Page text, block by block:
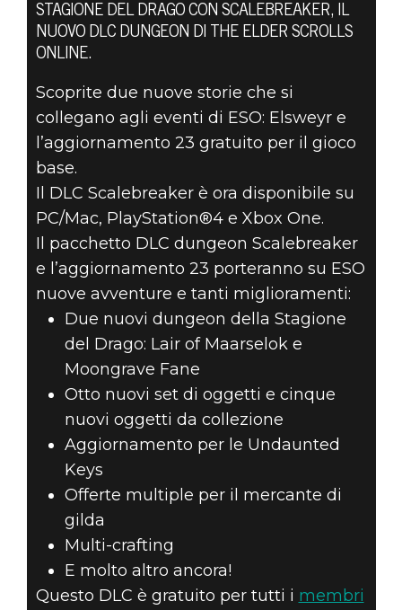
IL DLC
SCALEBREAKER E
23 SONO ORA
DISPONIBILI SU
TUTTE LE
PIATTAFORME DI
GIOCO
STAGIONE DEL DRAGO CON SCALEBREAKER, IL
NUOVO DLC DUNGEON DI THE ELDER SCROLLS
ONLINE.
Scoprite due nuove storie che si
collegano agli eventi di ESO: Elsweyr e
l’aggiornamento 23 gratuito per il gioco
base.
Il DLC Scalebreaker è ora disponibile su
PC/Mac, PlayStation®4 e Xbox One.
Il pacchetto DLC dungeon Scalebreaker
e l’aggiornamento 23 porteranno su ESO
nuove avventure e tanti miglioramenti:
Due nuovi dungeon della Stagione
del Drago: Lair of Maarselok e
Moongrave Fane
Otto nuovi set di oggetti e cinque
nuovi oggetti da collezione
Aggiornamento per le Undaunted
Keys
Offerte multiple per il mercante di
gilda
Multi-crafting
E molto altro ancora!
Questo DLC è gratuito per tutti i membri